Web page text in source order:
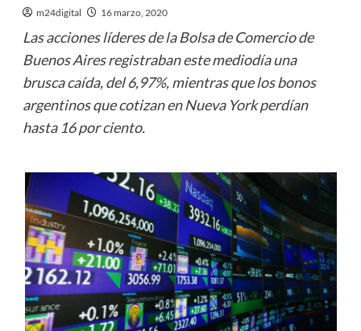
m24digital 16 marzo, 2020
Las acciones líderes de la Bolsa de Comercio de
Buenos Aires registraban este mediodía una
brusca caída, del 6,97%, mientras que los bonos
argentinos que cotizan en Nueva York perdían
hasta 16 por ciento.